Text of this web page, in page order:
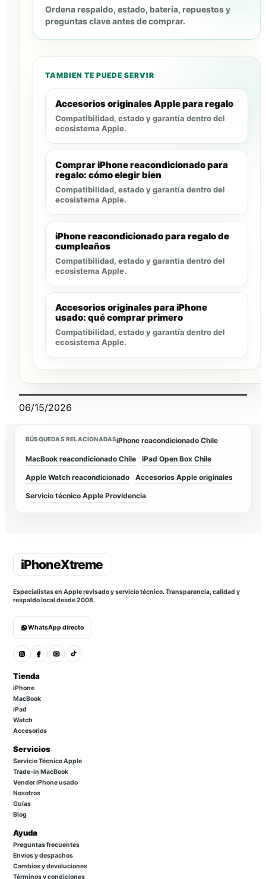
Ordena respaldo, estado, batería, repuestos y
preguntas clave antes de comprar.
TAMBIEN TE PUEDE SERVIR
Accesorios originales Apple para regalo
Compatibilidad, estado y garantía dentro del
ecosistema Apple.
Comprar iPhone reacondicionado para
regalo: cómo elegir bien
Compatibilidad, estado y garantía dentro del
ecosistema Apple.
iPhone reacondicionado para regalo de
cumpleaños
Compatibilidad, estado y garantía dentro del
ecosistema Apple.
Accesorios originales para iPhone
usado: qué comprar primero
Compatibilidad, estado y garantía dentro del
ecosistema Apple.
06/15/2026
BÚSQUEDAS RELACIONADASiPhone reacondicionado Chile
MacBook reacondicionado Chile iPad Open Box Chile
Apple Watch reacondicionado Accesorios Apple originales
Servicio técnico Apple Providencia
Especialistas en Apple revisado y servicio técnico. Transparencia, calidad y
respaldo local desde 2008.
WhatsApp directo
Tienda
iPhone
MacBook
iPad
Watch
Accesorios
Servicios
Servicio Técnico Apple
Trade-in MacBook
Vender iPhone usado
Nosotros
Guías
Blog
Ayuda
Preguntas frecuentes
Envíos y despachos
Cambios y devoluciones
Términos y condiciones